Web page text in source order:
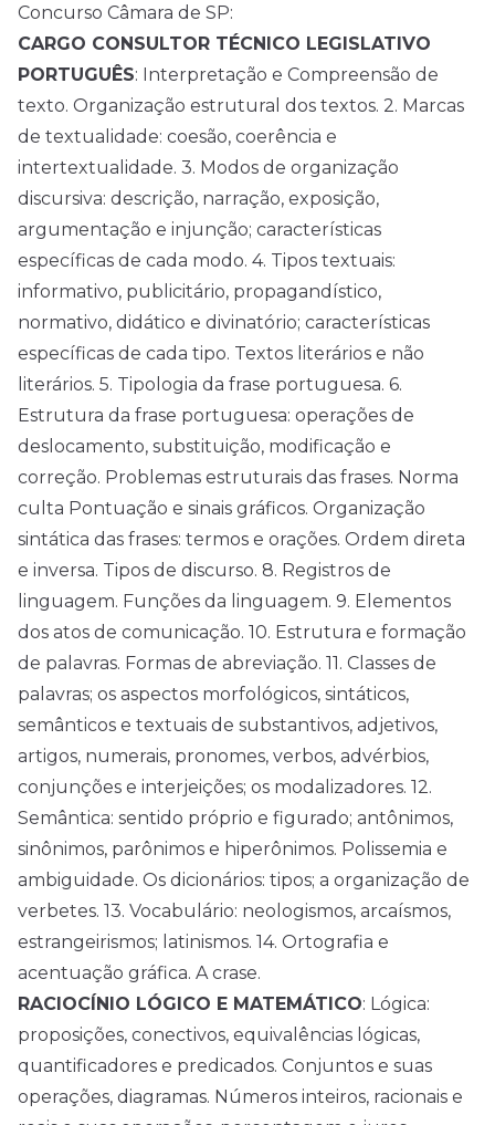
Concurso Câmara de SP:
CARGO CONSULTOR TÉCNICO LEGISLATIVO
PORTUGUÊS: Interpretação e Compreensão de
texto. Organização estrutural dos textos. 2. Marcas
de textualidade: coesão, coerência e
intertextualidade. 3. Modos de organização
discursiva: descrição, narração, exposição,
argumentação e injunção; características
específicas de cada modo. 4. Tipos textuais:
informativo, publicitário, propagandístico,
normativo, didático e divinatório; características
específicas de cada tipo. Textos literários e não
literários. 5. Tipologia da frase portuguesa. 6.
Estrutura da frase portuguesa: operações de
deslocamento, substituição, modificação e
correção. Problemas estruturais das frases. Norma
culta Pontuação e sinais gráficos. Organização
sintática das frases: termos e orações. Ordem direta
e inversa. Tipos de discurso. 8. Registros de
linguagem. Funções da linguagem. 9. Elementos
dos atos de comunicação. 10. Estrutura e formação
de palavras. Formas de abreviação. 11. Classes de
palavras; os aspectos morfológicos, sintáticos,
semânticos e textuais de substantivos, adjetivos,
artigos, numerais, pronomes, verbos, advérbios,
conjunções e interjeições; os modalizadores. 12.
Semântica: sentido próprio e figurado; antônimos,
sinônimos, parônimos e hiperônimos. Polissemia e
ambiguidade. Os dicionários: tipos; a organização de
verbetes. 13. Vocabulário: neologismos, arcaísmos,
estrangeirismos; latinismos. 14. Ortografia e
acentuação gráfica. A crase.
RACIOCÍNIO LÓGICO E MATEMÁTICO: Lógica:
proposições, conectivos, equivalências lógicas,
quantificadores e predicados. Conjuntos e suas
operações, diagramas. Números inteiros, racionais e